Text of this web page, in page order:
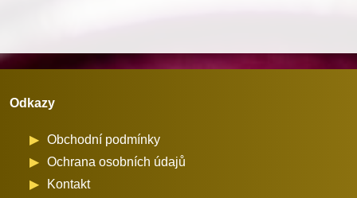
Odkazy
Obchodní podmínky
Ochrana osobních údajů
Kontakt